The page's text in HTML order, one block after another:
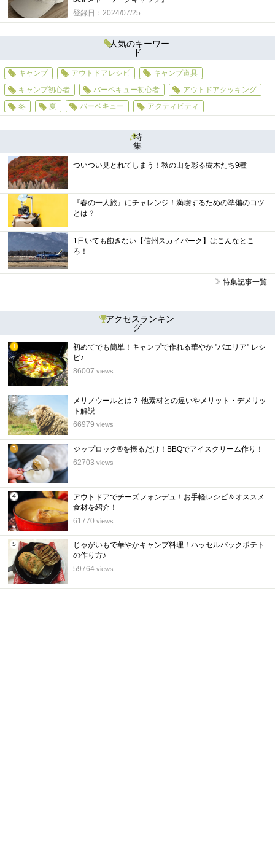
登録日：2024/07/25
人気のキーワー
ド
キャンプ アウトドアレシピ
キャンプ道具
キャンプ初心者
バーベキュー初心者
アウトドアクッキング
冬
夏 バーベキュー アクティビティ
特
集
ついつい見とれてしまう！秋の山を彩る樹木たち9種
『春の一人旅』にチャレンジ！満喫するための準備のコツ
とは？
1日いても飽きない【信州スカイパーク】はこんなとこ
ろ！
特集記事一覧
アクセスランキン
グ
1
位
初めてでも簡単！キャンプで作れる華やか "パエリア" レシ
ピ♪
86007 views
2
位
メリノウールとは？ 他素材との違いやメリット・デメリッ
ト解説
66979 views
3
位
ジップロック®を振るだけ！BBQでアイスクリーム作り！
62703 views
4
位
アウトドアでチーズフォンデュ！お手軽レシピ＆オススメ
食材を紹介！
61770 views
5
位
じゃがいもで華やかキャンプ料理！ハッセルバックポテト
の作り方♪
59764 views